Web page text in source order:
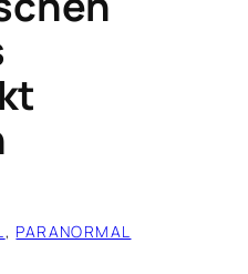
, PARANORMAL